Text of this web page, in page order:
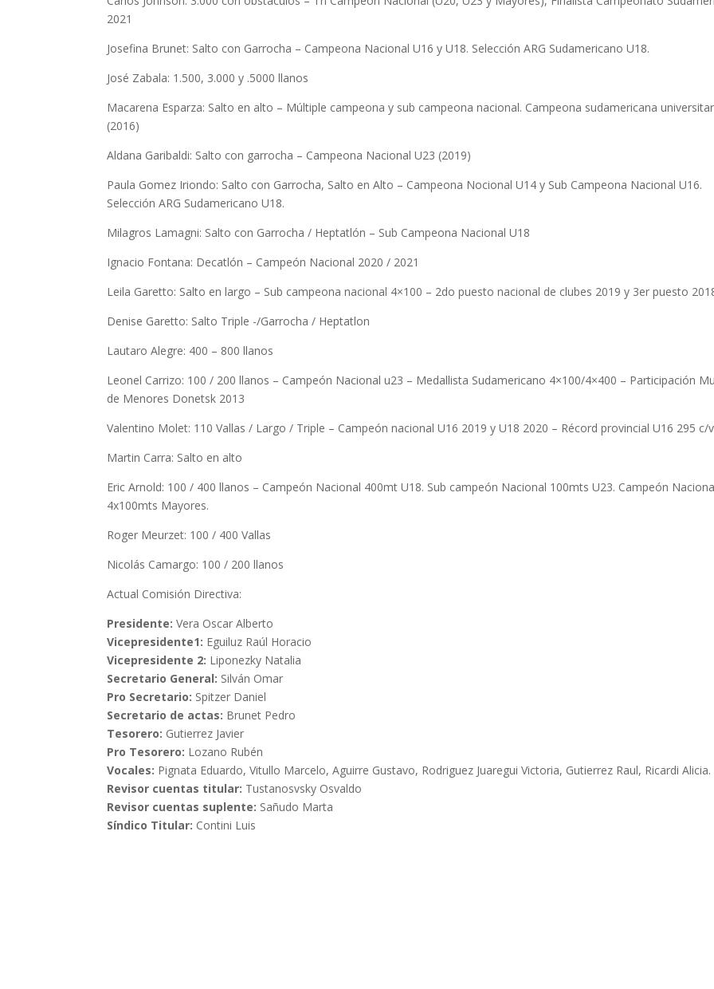
2021
Josefina Brunet: Salto con Garrocha – Campeona Nacional U16 y U18. Selección ARG Sudamericano U18.
José Zabala: 1.500, 3.000 y .5000 llanos
Macarena Esparza: Salto en alto – Múltiple campeona y sub campeona nacional. Campeona sudamericana
(2016)
Aldana Garibaldi: Salto con garrocha – Campeona Nacional U23 (2019)
Paula Gomez Iriondo: Salto con Garrocha, Salto en Alto – Campeona Nocional U14 y Sub Campeona Nacional U16.
Selección ARG Sudamericano U18.
Milagros Lamagni: Salto con Garrocha / Heptatlón – Sub Campeona Nacional U18
Ignacio Fontana: Decatlón – Campeón Nacional 2020 / 2021
Leila Garetto: Salto en largo – Sub campeona nacional 4×100 – 2do puesto nacional de clubes 2019 y 3er puesto
Denise Garetto: Salto Triple -/Garrocha / Heptatlon
Lautaro Alegre: 400 – 800 llanos
Leonel Carrizo: 100 / 200 llanos – Campeón Nacional u23 – Medallista Sudamericano 4×100/4×400 – Participación
de Menores Donetsk 2013
Valentino Molet: 110 Vallas / Largo / Triple – Campeón nacional U16 2019 y U18 2020 – Récord provincial U16 295 c/v
Martin Carra: Salto en alto
Eric Arnold: 100 / 400 llanos – Campeón Nacional 400mt U18. Sub campeón Nacional 100mts U23. Campeón
4x100mts Mayores.
Roger Meurzet: 100 / 400 Vallas
Nicolás Camargo: 100 / 200 llanos
Actual Comisión Directiva:
Presidente: Vera Oscar Alberto
Vicepresidente1: Eguiluz Raúl Horacio
Vicepresidente 2: Liponezky Natalia
Secretario General: Silván Omar
Pro Secretario: Spitzer Daniel
Secretario de actas: Brunet Pedro
Tesorero: Gutierrez Javier
Pro Tesorero: Lozano Rubén
Vocales: Pignata Eduardo, Vitullo Marcelo, Aguirre Gustavo, Rodriguez Juaregui Victoria, Gutierrez Raul, Ricardi Alicia.
Revisor cuentas titular: Tustanosvsky Osvaldo
Revisor cuentas suplente: Sañudo Marta
Síndico Titular: Contini Luis